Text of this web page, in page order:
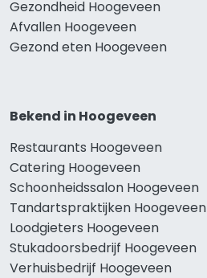
Gezondheid Hoogeveen
Afvallen Hoogeveen
Gezond eten Hoogeveen
Bekend in Hoogeveen
Restaurants Hoogeveen
Catering Hoogeveen
Schoonheidssalon Hoogeveen
Tandartspraktijken Hoogeveen
Loodgieters Hoogeveen
Stukadoorsbedrijf Hoogeveen
Verhuisbedrijf Hoogeveen